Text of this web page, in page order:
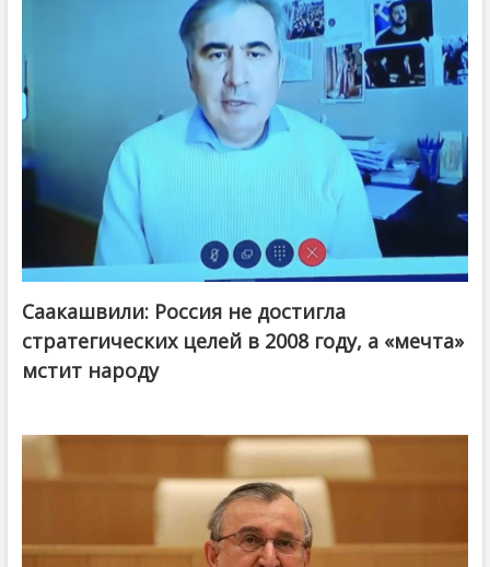
Саакашвили: Россия не достигла
стратегических целей в 2008 году, а «мечта»
мстит народу